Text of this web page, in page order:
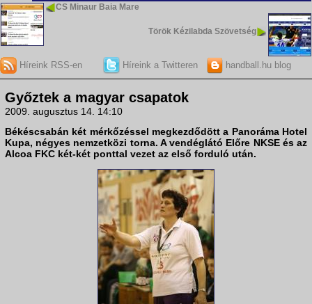
CS Minaur Baia Mare
Török Kézilabda Szövetség
Híreink RSS-en Híreink a Twitteren handball.hu blog
Győztek a magyar csapatok
2009. augusztus 14. 14:10
Békéscsabán két mérkőzéssel megkezdődött a Panoráma Hotel
Kupa, négyes nemzetközi torna. A vendéglátó Előre NKSEés az
Alcoa FKC két-két ponttal vezet az első forduló után.